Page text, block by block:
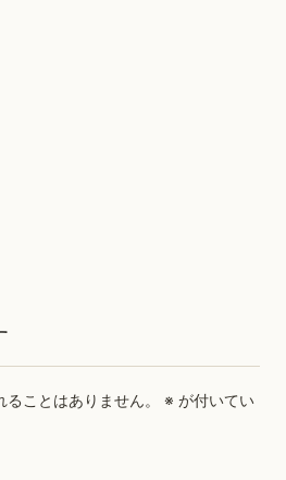
ことはありません。 ※ が付いてい